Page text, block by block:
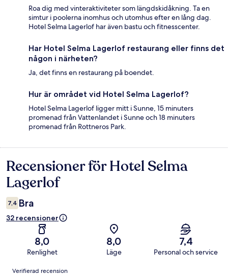
Roa dig med vinteraktiviteter som längdskidåkning. Ta en
simtur i poolerna inomhus och utomhus efter en lång dag.
Hotel Selma Lagerlof har även bastu och fitnesscenter.
Har Hotel Selma Lagerlof restaurang eller finns det
någon i närheten?
Ja, det finns en restaurang på boendet.
Hur är området vid Hotel Selma Lagerlof?
Hotel Selma Lagerlof ligger mitt i Sunne, 15 minuters
promenad från Vattenlandet i Sunne och 18 minuters
promenad från Rottneros Park.
Recensioner
Recensioner för Hotel Selma
Lagerlof
7,4 Bra
32 recensioner
8,0
Renlighet
8,0
Läge
7,4
Personal och service
Recensioner
Verifierad recension